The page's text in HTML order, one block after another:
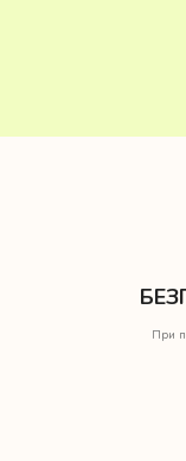
При